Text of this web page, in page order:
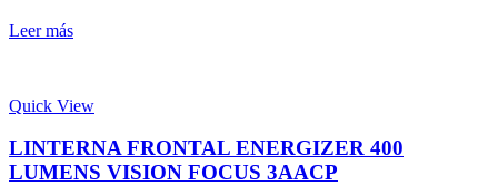
Leer más
Quick View
LINTERNA FRONTAL ENERGIZER 400
LUMENS VISION FOCUS 3AACP